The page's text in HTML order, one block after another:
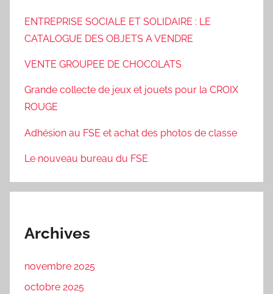
ENTREPRISE SOCIALE ET SOLIDAIRE : LE
CATALOGUE DES OBJETS A VENDRE
VENTE GROUPEE DE CHOCOLATS
Grande collecte de jeux et jouets pour la CROIX
ROUGE
Adhésion au FSE et achat des photos de classe
Le nouveau bureau du FSE
Archives
novembre 2025
octobre 2025